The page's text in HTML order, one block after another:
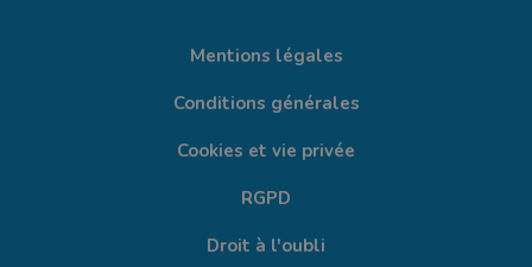
Mentions légales
Conditions générales
Cookies et vie privée
RGPD
Droit à l'oubli